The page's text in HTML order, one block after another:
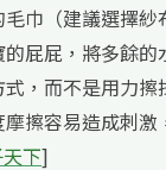
巾（建議選擇紗
屁屁，將多餘的
，而不是用力擦
擦容易造成刺激
下]